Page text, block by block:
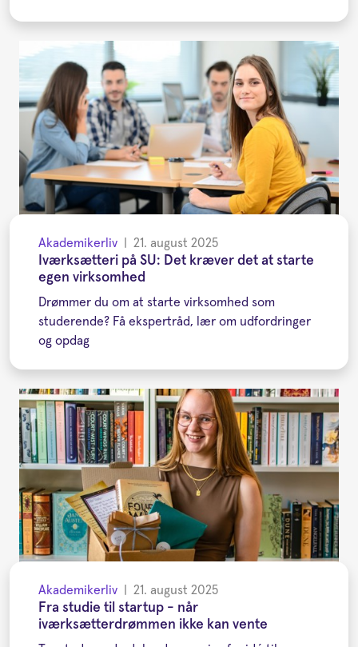
Akademikerliv 21. august 2025
Iværksætteri på SU: Det kræver det at starte
egen virksomhed
Drømmer du om at starte virksomhed som
studerende? Få ekspertråd, lær om udfordringer
og opdag
Akademikerliv 21. august 2025
Fra studie til startup - når
iværksætterdrømmen ikke kan vente